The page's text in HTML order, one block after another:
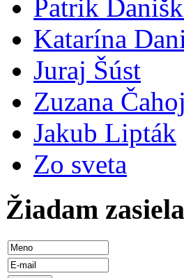
Patrik
Katarína
Juraj Šúst
Zuzana
Jakub Lipták
Zo sveta
Žiadam